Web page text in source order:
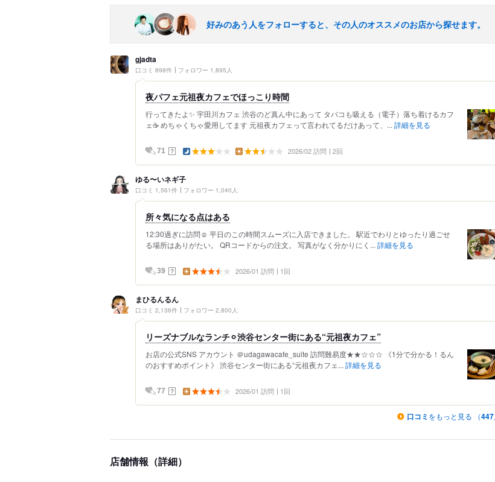
好みのあう人をフォローすると、その人のオススメのお店から探せます。
gjadta
口コミ 898件 フォロワー 1,895人
夜パフェ️元祖夜カフェでほっこり時間
行ってきたよ✨ 宇田川カフェ 渋谷のど真ん中にあって タバコも吸える（電子）落ち着けるカフ
ェ☕️ めちゃくちゃ愛用してます 元祖夜カフェって言われてるだけあって、... 詳細を見る
71 ？ 2026/02 訪問 2回
ゆる〜いネギ子
口コミ 1,561件 フォロワー 1,040人
所々気になる点はある
12:30過ぎに訪問☺︎ 平日のこの時間スムーズに入店できました。 駅近でわりとゆったり過ごせ
る場所はありがたい。 QRコードからの注文。 写真がなく分かりにく... 詳細を見る
39 ？ 2026/01 訪問 1回
まひるんるん
口コミ 2,136件 フォロワー 2,800人
リーズナブルなランチ⚪︎渋谷センター街にある“元祖夜カフェ”
お店の公式SNS アカウント ＠udagawacafe_suite 訪問難易度★★☆☆☆ 《1分で分かる！るん
のおすすめポイント》 渋谷センター街にある“元祖夜カフェ... 詳細を見る
77 ？ 2026/01 訪問 1回
口コミ をもっと見る （447
店舗情報（詳細）